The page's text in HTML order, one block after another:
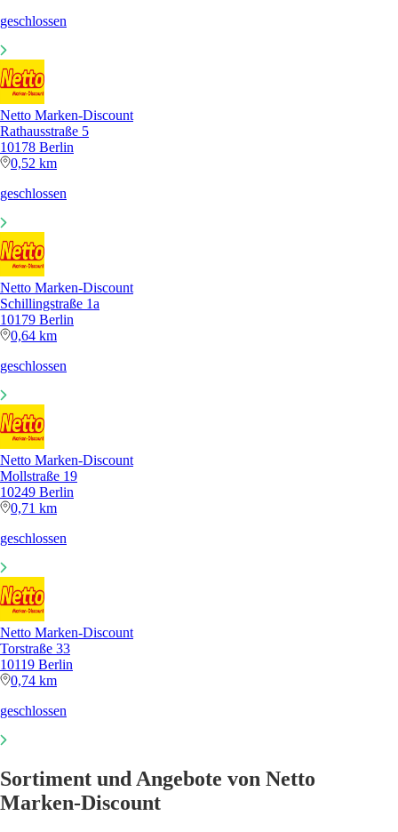
geschlossen
Netto Marken-Discount
Rathausstraße 5
10178 Berlin
0,52 km
geschlossen
Netto Marken-Discount
Schillingstraße 1a
10179 Berlin
0,64 km
geschlossen
Netto Marken-Discount
Mollstraße 19
10249 Berlin
0,71 km
geschlossen
Netto Marken-Discount
Torstraße 33
10119 Berlin
0,74 km
geschlossen
Sortiment und Angebote von Netto
Marken-Discount